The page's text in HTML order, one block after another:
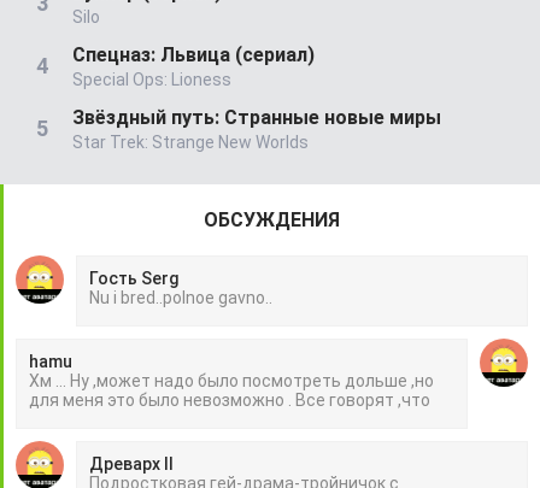
Silo
Спецназ: Львица (сериал)
Special Ops: Lioness
Звёздный путь: Странные новые миры
Star Trek: Strange New Worlds
ОБСУЖДЕНИЯ
Гость Serg
Nu i bred..polnoe gavno..
hamu
Хм ... Ну ,может надо было посмотреть дольше ,но
для меня это было невозможно . Все говорят ,что
Древарх II
Подростковая гей-драма-тройничок с